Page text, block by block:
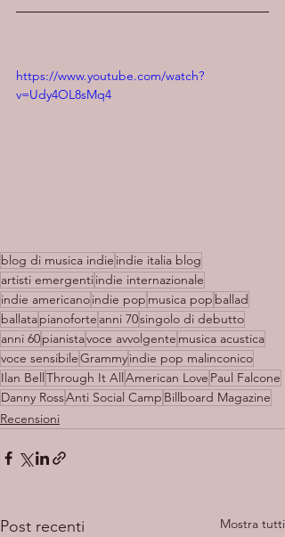
https://www.youtube.com/watch?
v=Udy4OL8sMq4
blog di musica indie indie italia blog
artisti emergentiindie internazionale
indie americanoindie pop musica pop ballad
ballatapianoforte anni 70singolo di debutto
anni 60pianistavoce avvolgente musica acustica
voce sensibileGrammyindie pop malinconico
Ilan BellThrough It AllAmerican Love Paul Falcone
Danny RossAnti Social Camp Billboard Magazine
Recensioni
Post recenti Mostra tutti